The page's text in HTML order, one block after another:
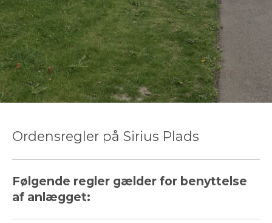
Ordensregler på Sirius Plads
Følgende regler gælder for benyttelse
af anlægget: